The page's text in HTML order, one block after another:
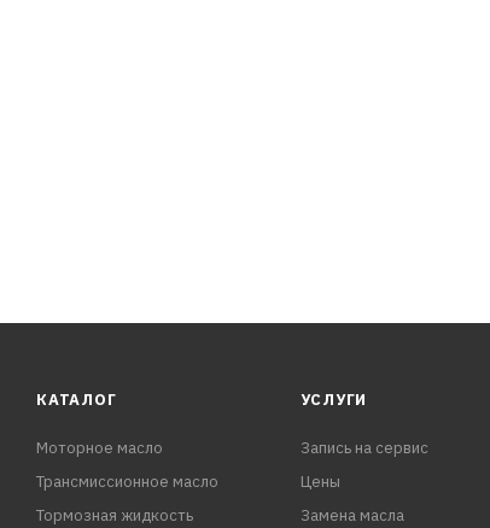
КАТАЛОГ
Моторное масло
Трансмиссионное масло
Тормозная жидкость
УСЛУГИ
Запись на сервис
Цены
Замена масла